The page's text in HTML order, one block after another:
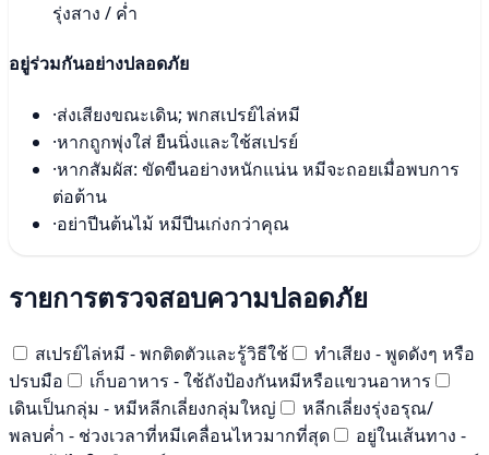
รุ่งสาง / ค่ำ
อยู่ร่วมกันอย่างปลอดภัย
·ส่งเสียงขณะเดิน; พกสเปรย์ไล่หมี
·หากถูกพุ่งใส่ ยืนนิ่งและใช้สเปรย์
·หากสัมผัส: ขัดขืนอย่างหนักแน่น หมีจะถอยเมื่อพบการ
ต่อต้าน
·อย่าปีนต้นไม้ หมีปีนเก่งกว่าคุณ
รายการตรวจสอบความปลอดภัย
สเปรย์ไล่หมี - พกติดตัวและรู้วิธีใช้
ทำเสียง - พูดดังๆ หรือ
ปรบมือ
เก็บอาหาร - ใช้ถังป้องกันหมีหรือแขวนอาหาร
เดินเป็นกลุ่ม - หมีหลีกเลี่ยงกลุ่มใหญ่
หลีกเลี่ยงรุ่งอรุณ/
พลบค่ำ - ช่วงเวลาที่หมีเคลื่อนไหวมากที่สุด
อยู่ในเส้นทาง -